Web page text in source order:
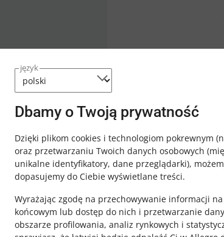
język
Dbamy o Twoją prywatność
Dzięki plikom cookies i technologiom pokrewnym
oraz przetwarzaniu Twoich danych osobowych
unikalne identyfikatory, dane przeglądarki),
dopasujemy do Ciebie wyświetlane treści.
Wyrażając zgodę na przechowywanie informacji
końcowym lub dostęp do nich i przetwarzanie
obszarze profilowania, analiz rynkowych i